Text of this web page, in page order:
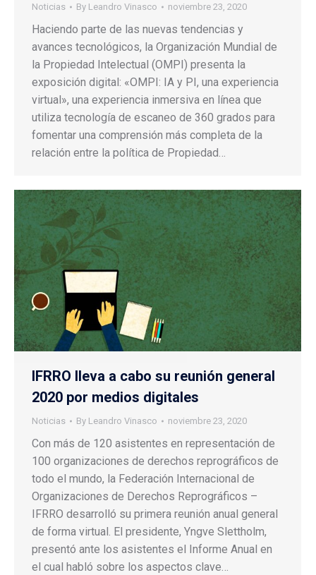
Noticias By Leandro Vinasco noviembre 23, 2020
Haciendo parte de las nuevas tendencias y
avances tecnológicos, la Organización Mundial de
la Propiedad Intelectual (OMPI) presenta la
exposición digital: «OMPI: IA y PI, una experiencia
virtual», una experiencia inmersiva en línea que
utiliza tecnología de escaneo de 360 ​​grados para
fomentar una comprensión más completa de la
relación entre la política de Propiedad…
IFRRO lleva a cabo su reunión general
2020 por medios digitales
Noticias By Leandro Vinasco noviembre 23, 2020
Con más de 120 asistentes en representación de
100 organizaciones de derechos reprográficos de
todo el mundo, la Federación Internacional de
Organizaciones de Derechos Reprográficos –
IFRRO desarrolló su primera reunión anual general
de forma virtual. El presidente, Yngve Slettholm,
presentó ante los asistentes el Informe Anual en
el cual habló sobre los aspectos clave…